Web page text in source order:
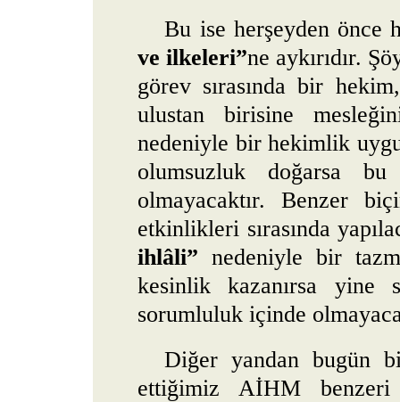
Bu ise herşeyden
ve ilkeleri”ne aykırıdır.
görev sırasında bir
ulustan birisine
nedeniyle bir hekimlik
olumsuzluk doğarsa
olmayacaktır. Benzer
etkinlikleri sırasında
ihlâli” nedeniyle bir
kesinlik kazanırsa yine
sorumluluk içinde
Diğer yandan bugün
ettiğimiz AİHM benzeri